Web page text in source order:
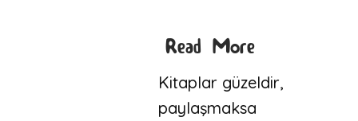
Read More
Kitaplar güzeldir,
paylaşmaksa